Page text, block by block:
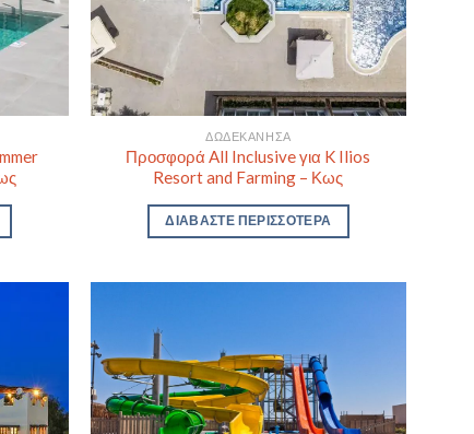
ΔΩΔΕΚΆΝΗΣΑ
Προσφορά All Inclusive για K Ilios
Resort and Farming – Κως
ΔΙΑΒΆΣΤΕ ΠΕΡΙΣΣΌΤΕΡΑ